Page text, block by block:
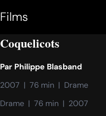
Films
Coquelicots
Par Philippe Blasband
2007  |  76 min  |  Drame
Drame  |  76 min  |  2007